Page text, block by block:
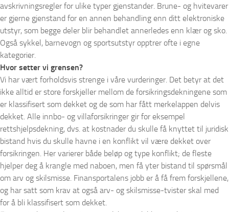
avskrivningsregler for ulike typer gjenstander. Brune- og hvitevarer
er gjerne gjenstand for en annen behandling enn ditt elektroniske
utstyr, som begge deler blir behandlet annerledes enn klær og sko.
Også sykkel, barnevogn og sportsutstyr opptrer ofte i egne
kategorier.
Hvor setter vi grensen?
Vi har vært forholdsvis strenge i våre vurderinger. Det betyr at det
ikke alltid er store forskjeller mellom de forsikringsdekningene som
er klassifisert som dekket og de som har fått merkelappen delvis
dekket. Alle innbo- og villaforsikringer gir for eksempel
rettshjelpsdekning, dvs. at kostnader du skulle få knyttet til juridisk
bistand hvis du skulle havne i en konflikt vil være dekket over
forsikringen. Her varierer både beløp og type konflikt; de fleste
hjelper deg å krangle med naboen, men få yter bistand til spørsmål
om arv og skilsmisse. Finansportalens jobb er å få frem forskjellene,
og har satt som krav at også arv- og skilsmisse-tvister skal med
for å bli klassifisert som dekket.